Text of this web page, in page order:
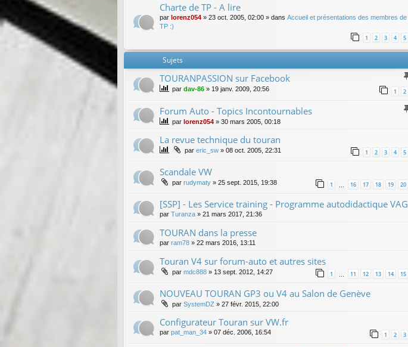
Charte de TP - A lire
par lorenz054 » 23 oct. 2005, 02:00 » dans Accueil et présentations des membres de
TP :)
1 2 3 4 5
Sujets
TOURANPASSION sur Facebook
par dav-86 » 19 janv. 2009, 20:56 1 2
Forum Auto - Topics Incontournables
par lorenz054 » 30 mars 2005, 00:18
La revue technique du touran
par eric_sw » 08 oct. 2005, 22:31 1 2 3 4 5
Scandale VW
par rudymaty » 25 sept. 2015, 19:38 1 16 17 18 19 20
[SSP] - Les Service training - Programme autodidactique VAG
par Turanza » 21 mars 2017, 21:36
TOURAN dans la presse
par ram78 » 22 mars 2016, 13:11
Touran V4 sur forum-auto et autres sites
par mdc888 » 13 sept. 2012, 14:27 1 11 12 13 14 15
NOUVEAU TOURAN GP3 ou V4 au Salon de Genève
par SystemDZ » 27 févr. 2015, 22:00
Configurateur Touran sur VW.fr
par pat_man_34 » 07 déc. 2006, 16:54 1 2 3